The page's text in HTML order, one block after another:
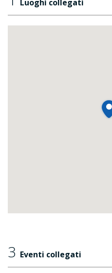
Luoghi collegati
3 Eventi collegati